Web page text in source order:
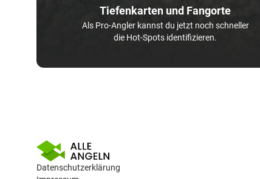
Tiefenkarten und Fangorte
Als Pro-Angler kannst du jetzt noch schneller
die Hot-Spots identifizieren.
Datenschutzerklärung